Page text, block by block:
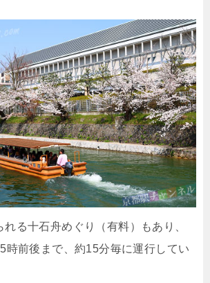
る十石舟めぐり（有料）もあり、
時前後まで、約15分毎に運行してい